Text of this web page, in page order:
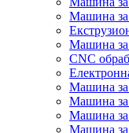
Машина за
Машина
CNC
Машина за
Машина за
Машина за
Машина